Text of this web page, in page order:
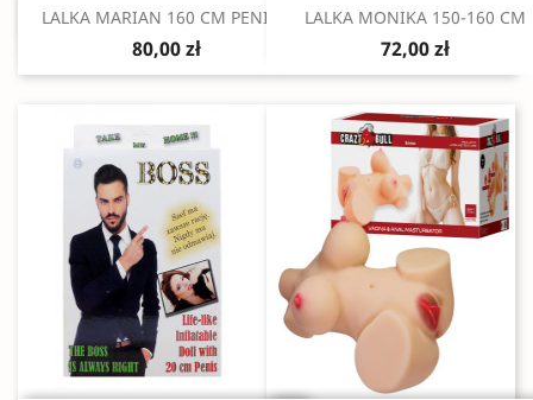
Szybki podgląd
LALKA MARIAN 160 CM PENIS...
80,00 zł
 Szybki podgląd
LALKA MONIKA 150-160 CM
72,00 zł